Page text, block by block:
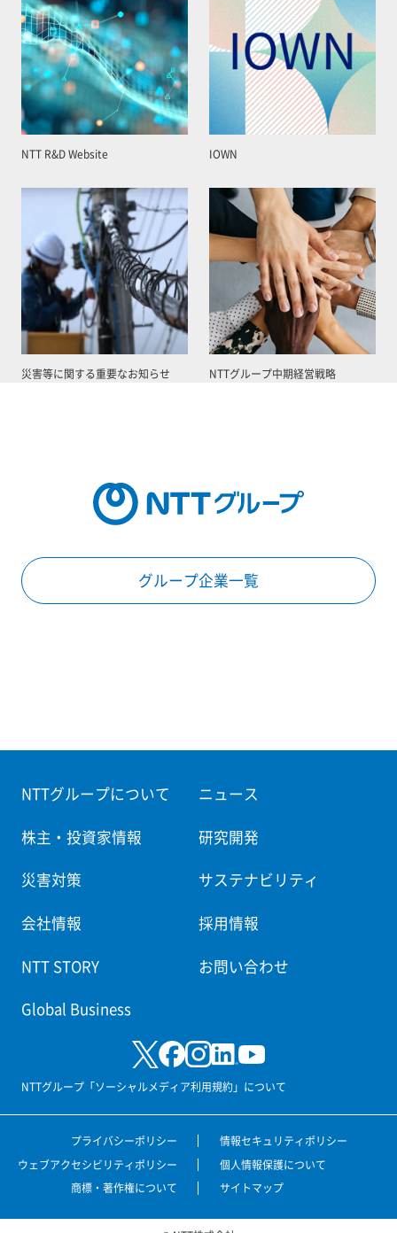
NTT R&D Website IOWN
災害等に関する重要なお知らせ NTTグループ中期経営戦略
グループ企業一覧
NTTグループについて ニュース
株主・投資家情報 研究開発
災害対策 サステナビリティ
会社情報 採用情報
NTT STORY お問い合わせ
Global Business
NTTグループ「ソーシャルメディア利用規約」について
プライバシーポリシー
情報セキュリティポリシー
ウェブアクセシビリティポリシー
個人情報保護について
商標・著作権について
サイトマップ